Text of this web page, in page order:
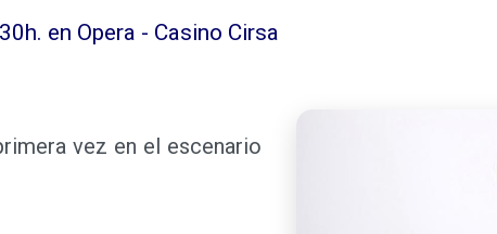
en Opera - Casino Cirsa
vez en el escenario